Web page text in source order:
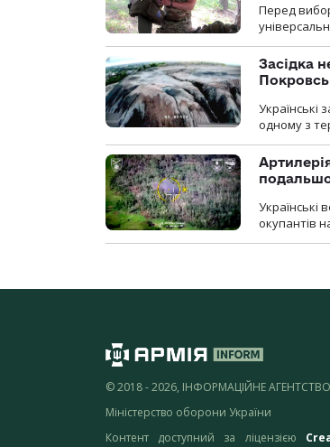
Перед
Засідка
Українські
одному з
Українські
окупантів
© 2018 - 2026, ІНФОРМАЦІЙНЕ
Міністерство оборони України
Контент доступний за ліцензією